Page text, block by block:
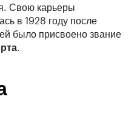
Свою карьеры
в 1928 году после
было присвоено звание
.